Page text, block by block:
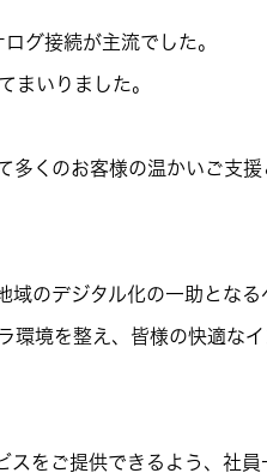
グ接続が主流でした。
まいりました。
くのお客様の温かいご支援
のデジタル化の一助となる
境を整え、皆様の快適なイ
をご提供できるよう、社員